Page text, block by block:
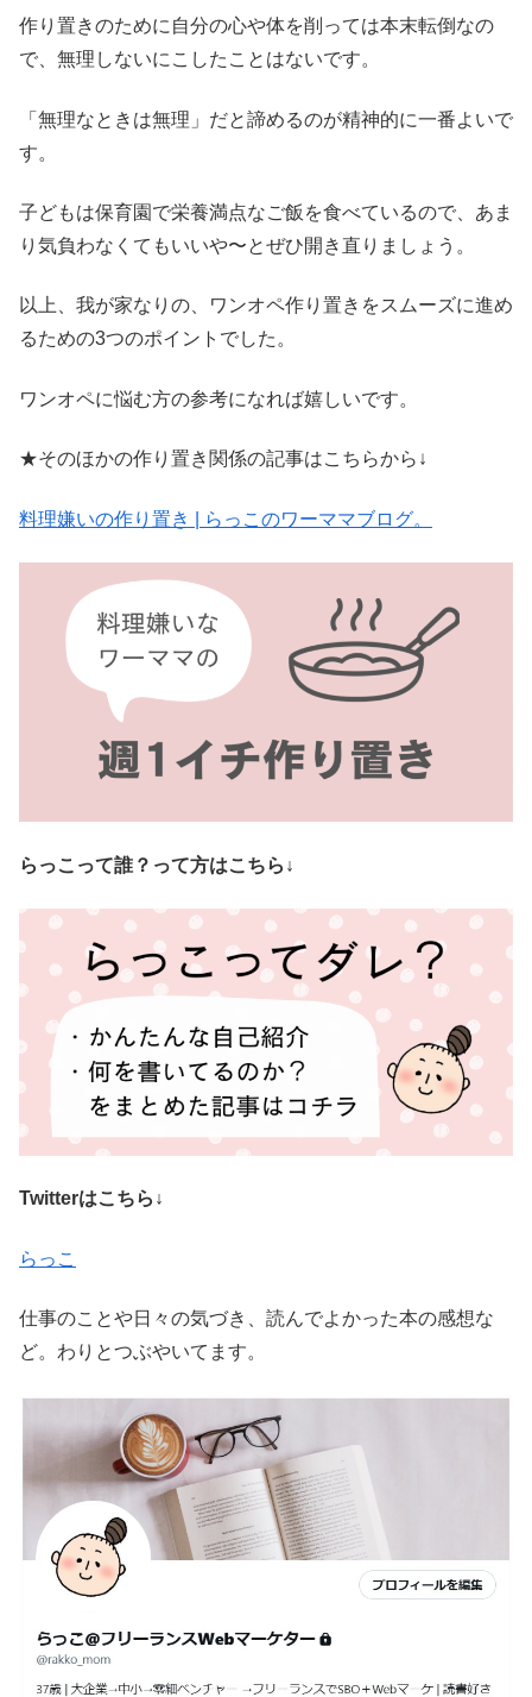
作り置きのために自分の心や体を削っては本末転倒なの
で、無理しないにこしたことはないです。
「無理なときは無理」だと諦めるのが精神的に一番よいで
す。
子どもは保育園で栄養満点なご飯を食べているので、あま
り気負わなくてもいいや〜とぜひ開き直りましょう。
以上、我が家なりの、ワンオペ作り置きをスムーズに進め
るための3つのポイントでした。
ワンオペに悩む方の参考になれば嬉しいです。
★そのほかの作り置き関係の記事はこちらから↓
料理嫌いの作り置き | らっこのワーママブログ。
らっこって誰？って方はこちら↓
Twitterはこちら↓
らっこ
仕事のことや日々の気づき、読んでよかった本の感想な
ど。わりとつぶやいてます。